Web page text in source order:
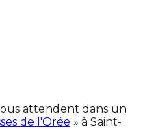
attendent dans un
de l'Orée » à Saint-